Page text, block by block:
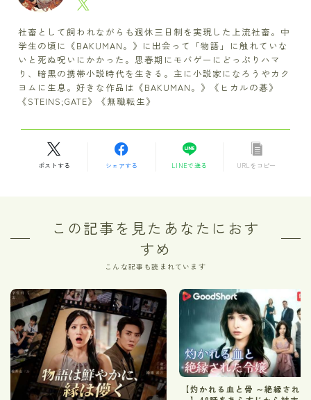
社畜として飼われながらも週休三日制を実現した上流社畜。中
学生の頃に《BAKUMAN。》に出会って「物語」に触れていな
いと死ぬ呪いにかかった。思春期にモバゲーにどっぷりハマ
り、暗黒の携帯小説時代を生きる。主に小説家になろうやカク
ヨムに生息。好きな作品は《BAKUMAN。》《ヒカルの碁》
《STEINS;GATE》《無職転生》
ポストする シェアする LINEで送る URLをコピー
この記事を見たあなたにおす
すめ
こんな記事も読まれています
【灼かれる血と骨 ～絶縁され